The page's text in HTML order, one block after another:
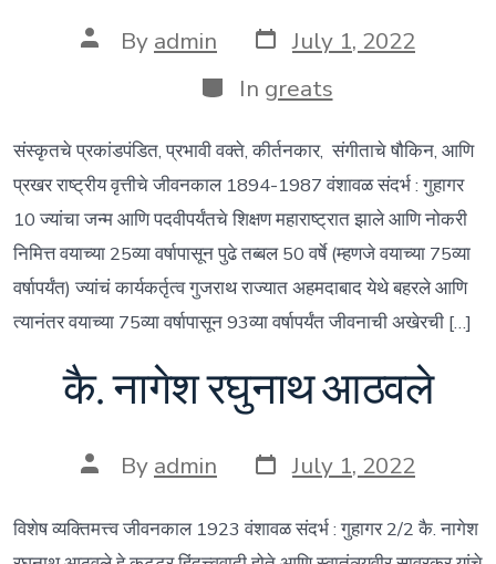
Post
author
By admin Post
date
July 1, 2022
Categories
In greats
संस्कृतचे प्रकांडपंडित, प्रभावी वक्ते, कीर्तनकार, संगीताचे षौकिन, आणि
प्रखर राष्ट्रीय वृत्तीचे जीवनकाल 1894-1987 वंशावळ संदर्भ : गुहागर
10 ज्यांचा जन्म आणि पदवीपर्यंतचे शिक्षण महाराष्ट्रात झाले आणि नोकरी
निमित्त वयाच्या 25व्या वर्षापासून पुढे तब्बल 50 वर्षे (म्हणजे वयाच्या 75व्या
वर्षापर्यंत) ज्यांचं कार्यकर्तृत्व गुजराथ राज्यात अहमदाबाद येथे बहरले आणि
त्यानंतर वयाच्या 75व्या वर्षापासून 93व्या वर्षापर्यंत जीवनाची अखेरची […]
कै. नागेश रघुनाथ आठवले
Post
author
By admin Post
date
July 1, 2022
विशेष व्यक्तिमत्त्व जीवनकाल 1923 वंशावळ संदर्भ : गुहागर 2/2 कै. नागेश